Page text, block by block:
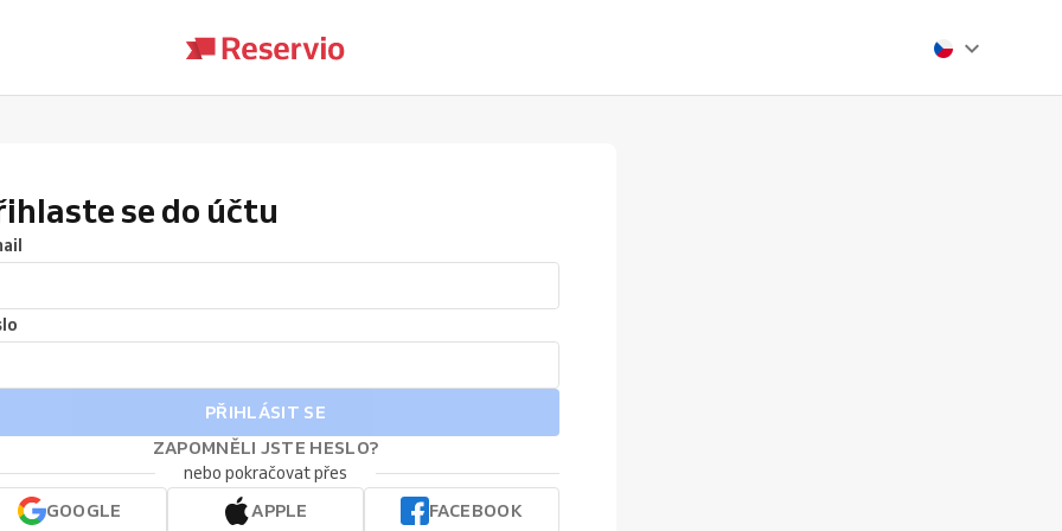
se do účtu
PŘIHLÁSIT SE
ZAPOMNĚLI JSTE HESLO?
nebo pokračovat přes
GOOGLE
APPLE FACEBOOK